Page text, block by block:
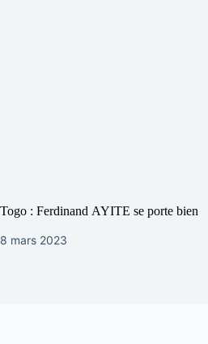
Togo : Ferdinand AYITE se porte bien
8 mars 2023